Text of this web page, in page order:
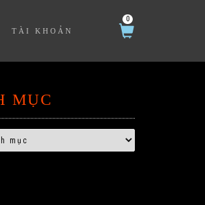
TÀI KHOẢN
0
MỤC